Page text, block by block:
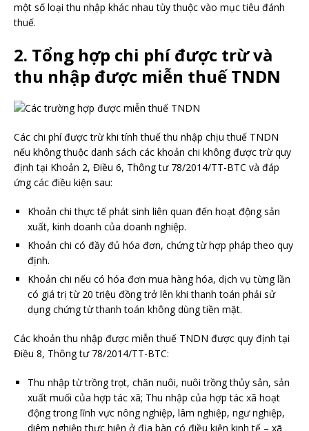
một số loại thu nhập khác nhau tùy thuộc vào mục tiêu đánh
thuế.
2. Tổng hợp chi phí được trừ và
thu nhập được miễn thuế TNDN
Các chi phí được trừ khi tính thuế thu nhập chịu thuế TNDN
nếu không thuộc danh sách các khoản chi không được trừ quy
định tại Khoản 2, Điều 6, Thông tư 78/2014/TT-BTC và đáp
ứng các điều kiện sau:
Khoản chi thực tế phát sinh liên quan đến hoạt động sản
xuất, kinh doanh của doanh nghiệp.
Khoản chi có đầy đủ hóa đơn, chứng từ hợp pháp theo quy
định.
Khoản chi nếu có hóa đơn mua hàng hóa, dịch vụ từng lần
có giá trị từ 20 triệu đồng trở lên khi thanh toán phải sử
dụng chứng từ thanh toán không dùng tiền mặt.
Các khoản thu nhập được miễn thuế TNDN được quy định tại
Điều 8, Thông tư 78/2014/TT-BTC:
Thu nhập từ trồng trọt, chăn nuôi, nuôi trồng thủy sản, sản
xuất muối của hợp tác xã; Thu nhập của hợp tác xã hoạt
động trong lĩnh vực nông nghiệp, lâm nghiệp, ngư nghiệp,
diêm nghiệp thực hiện ở địa bàn có điều kiện kinh tế – xã